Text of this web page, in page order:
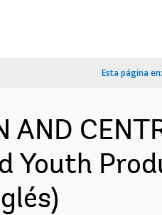
Esta página en:
AND
Youth